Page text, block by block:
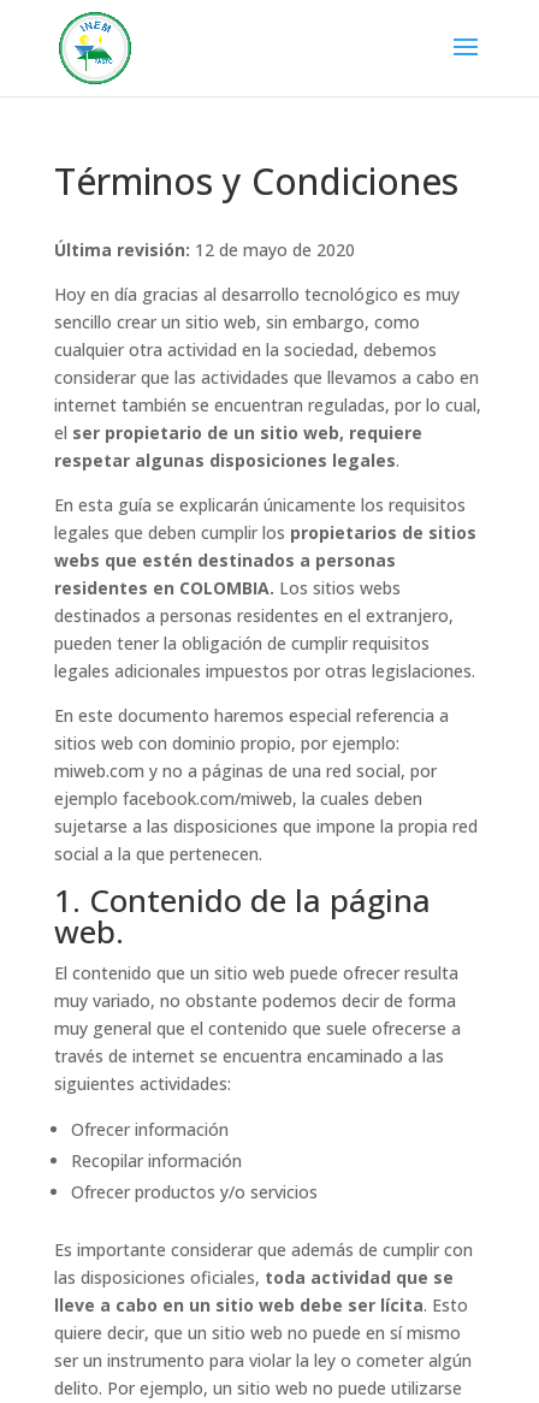
Términos y Condiciones
Última revisión: 12 de mayo de 2020
Hoy en día gracias al desarrollo tecnológico es muy
sencillo crear un sitio web, sin embargo, como
cualquier otra actividad en la sociedad, debemos
considerar que las actividades que llevamos a cabo en
internet también se encuentran reguladas, por lo cual,
el ser propietario de un sitio web, requiere
respetar algunas disposiciones legales.
En esta guía se explicarán únicamente los requisitos
legales que deben cumplir los propietarios de sitios
webs que estén destinados a personas
residentes en COLOMBIA. Los sitios webs
destinados a personas residentes en el extranjero,
pueden tener la obligación de cumplir requisitos
legales adicionales impuestos por otras legislaciones.
En este documento haremos especial referencia a
sitios web con dominio propio, por ejemplo:
miweb.com y no a páginas de una red social, por
ejemplo facebook.com/miweb, la cuales deben
sujetarse a las disposiciones que impone la propia red
social a la que pertenecen.
1. Contenido de la página
web.
El contenido que un sitio web puede ofrecer resulta
muy variado, no obstante podemos decir de forma
muy general que el contenido que suele ofrecerse a
través de internet se encuentra encaminado a las
siguientes actividades:
Ofrecer información
Recopilar información
Ofrecer productos y/o servicios
Es importante considerar que además de cumplir con
las disposiciones oficiales, toda actividad que se
lleve a cabo en un sitio web debe ser lícita. Esto
quiere decir, que un sitio web no puede en sí mismo
ser un instrumento para violar la ley o cometer algún
delito. Por ejemplo, un sitio web no puede utilizarse